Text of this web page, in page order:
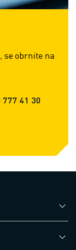
se obrnite na
777 41 30